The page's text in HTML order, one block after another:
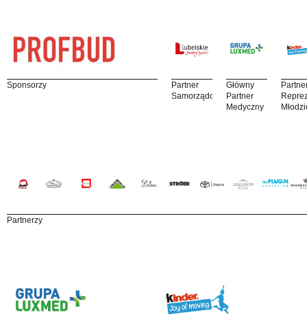
Sponsorzy
Partner
Samorządowy
Główny
Partner
Medyczny
Partnerzy